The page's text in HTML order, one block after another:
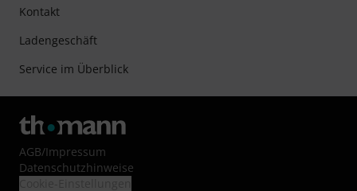
Kontakt
Ladengeschäft
Service im Überblick
AGB/Impressum
Datenschutzhinweise